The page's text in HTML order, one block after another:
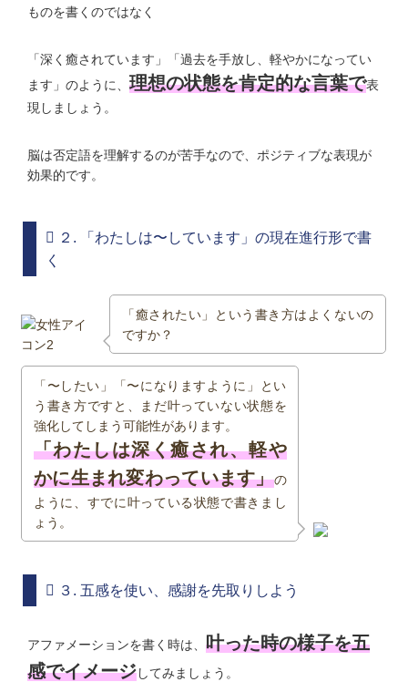
ものを書くのではなく
「深く癒されています」「過去を手放し、軽やかになってい
ます」のように、 理想の状態を肯定的な言葉で表
現しましょう。
脳は否定語を理解するのが苦手なので、ポジティブな表現が
効果的です。
２. 「わたしは〜しています」の現在進行形で書
く
「癒されたい」という書き方はよくないの
ですか？
「〜したい」「〜になりますように」とい
う書き方ですと、まだ叶っていない状態を
強化してしまう可能性があります。
「わたしは深く癒され、軽や
かに生まれ変わっています」の
ように、すでに叶っている状態で書きまし
ょう。
３. 五感を使い、感謝を先取りしよう
アファメーションを書く時は、 叶った時の様子を五
感でイメージしてみましょう。